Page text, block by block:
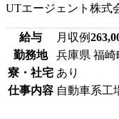
UTエージェント株式
給与 月収例
勤務地
兵庫県 福崎
寮・社宅 あり
仕事内容 自動車系工